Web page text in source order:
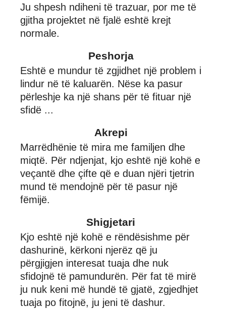
Ju shpesh ndiheni të trazuar, por me të
gjitha projektet në fjalë eshtë krejt
normale.
Peshorja
Eshtë e mundur të zgjidhet një problem i
lindur në të kaluarën. Nëse ka pasur
përleshje ka një shans për të fituar një
sfidë ...
Akrepi
Marrëdhënie të mira me familjen dhe
miqtë. Për ndjenjat, kjo eshtë një kohë e
veçantë dhe çifte që e duan njëri tjetrin
mund të mendojnë për të pasur një
fëmijë.
Shigjetari
Kjo eshtë një kohë e rëndësishme për
dashurinë, kërkoni njerëz që ju
përgjigjen interesat tuaja dhe nuk
sfidojnë të pamundurën. Për fat të mirë
ju nuk keni më hundë të gjatë, zgjedhjet
tuaja po fitojnë, ju jeni të dashur.